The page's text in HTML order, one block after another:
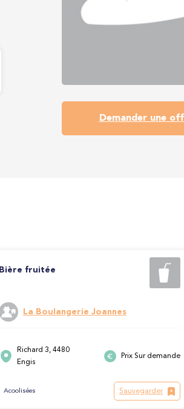
Demander une
Bière fruitée
La Boulangerie Joannes
Richard 3, 4480
Engis
Prix Sur demande
Acoolisées Sauvegarder